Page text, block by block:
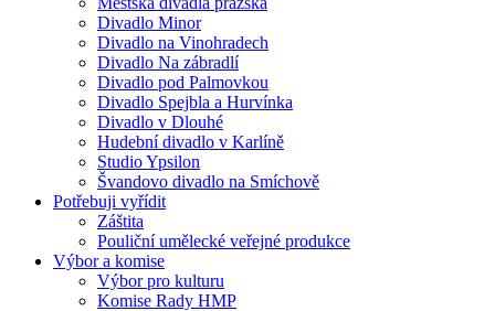
Divadlo Minor
Divadlo na Vinohradech
Divadlo Na zábradlí
Divadlo pod Palmovkou
Divadlo Spejbla a Hurvínka
Divadlo v Dlouhé
Hudební divadlo v Karlíně
Studio Ypsilon
Švandovo divadlo na Smíchově
Potřebuji vyřídit
Záštita
Pouliční umělecké veřejné produkce
Výbor a komise
Výbor pro kulturu
Komise Rady HMP